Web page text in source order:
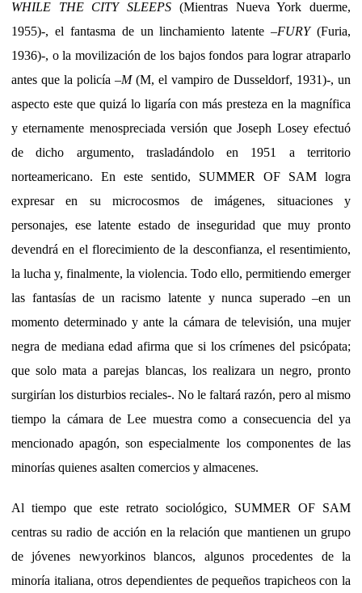
WHILE THE CITY SLEEPS (Mientras Nueva York duerme,
1955)-, el fantasma de un linchamiento latente –FURY (Furia,
1936)-, o la movilización de los bajos fondos para lograr atraparlo
antes que la policía –M(M, el vampiro de Dusseldorf, 1931)-, un
aspecto este que quizá lo ligaría con más presteza en la magnífica
y eternamente menospreciada versión que Joseph Losey efectuó
de dicho argumento, trasladándolo en 1951 a territorio
norteamericano. En este sentido, SUMMER OF SAM logra
expresar en su microcosmos de imágenes, situaciones y
personajes, ese latente estado de inseguridad que muy pronto
devendrá en el florecimiento de la desconfianza, el resentimiento,
la lucha y, finalmente, la violencia. Todo ello, permitiendo emerger
las fantasías de un racismo latente y nunca superado –en un
momento determinado y ante la cámara de televisión, una mujer
negra de mediana edad afirma que si los crímenes del psicópata;
que solo mata a parejas blancas, los realizara un negro, pronto
surgirían los disturbios reciales-. No le faltará razón, pero al mismo
tiempo la cámara de Lee muestra como a consecuencia del ya
mencionado apagón, son especialmente los componentes de las
minorías quienes asalten comercios y almacenes.
Al tiempo que este retrato sociológico, SUMMER OF SAM
centras su radio de acción en la relación que mantienen un grupo
de jóvenes newyorkinos blancos, algunos procedentes de la
minoría italiana, otros dependientes de pequeños trapicheos con la